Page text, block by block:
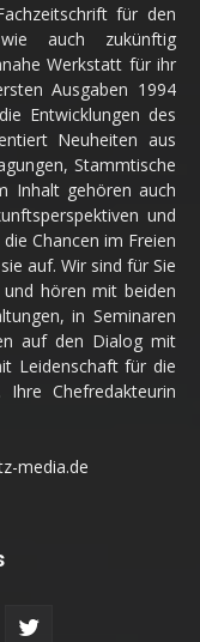
für den
auch zukünftig
Werkstatt für ihr
Ausgaben 1994
Entwicklungen des
Neuheiten aus
Stammtische
Inhalt gehören auch
und
Chancen im Freien
auf. Wir sind für Sie
hören mit beiden
in Seminaren
auf den Dialog mit
Leidenschaft für die
Chefredakteurin
media.de